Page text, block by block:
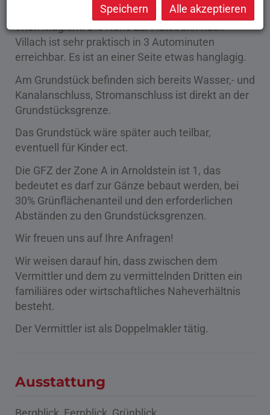
angenehmen Lage mit herrlichem Bergblick in
Thörl Maglern. Die Nähe zur Autobahn nach
Villach ist sehr praktisch in 3 Autominuten
erreichbar. Es ist an einer Seite etwas hanglagig.
Am Grundstück befinden sich bereits Wasser,- und
Kanalanschluss, Stromanschluss ist direkt an der
Grundstücksgrenze.
Das Grundstück wäre später auch teilbar,
eventuell für Kinder ect.
Die GFZ der Zone A in Arnoldstein ist 1, das
bedeutet es darf zur Gänze bebaut werden, bei
30% Grünflächenanteil und den erforderlichen
Abständen zu den Grundstücksgrenzen.
Wir freuen uns auf Ihre Anfragen!
Wir weisen darauf hin, dass zwischen dem
Vermittler und dem zu vermittelnden Dritten ein
familiäres oder wirtschaftliches Naheverhältnis
besteht.
Der Vermittler ist als Doppelmakler tätig.
Ausstattung
Speichern Alle akzeptieren